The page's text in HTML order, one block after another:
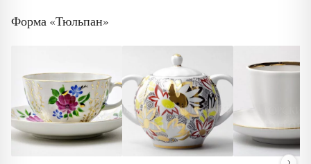
Форма «Тюльпан»